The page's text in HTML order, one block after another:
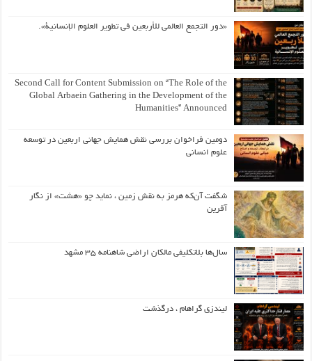
«دور التجمع العالمي للأربعين في تطوير العلوم الإنسانية».
Second Call for Content Submission on “The Role of the
Global Arbaein Gathering in the Development of the
Humanities” Announced
دومین فراخوان بررسی نقش همایش جهانی اربعین در توسعه
علوم انسانی
شگفت آن‌که هرمز به نقش زمین ، نماید چو «هشت» از نگار
آفرین
سال‌ها بلاتکلیفی مالکان اراضی شاهنامه ۳۵ مشهد
لیندزی گراهام ، درگذشت